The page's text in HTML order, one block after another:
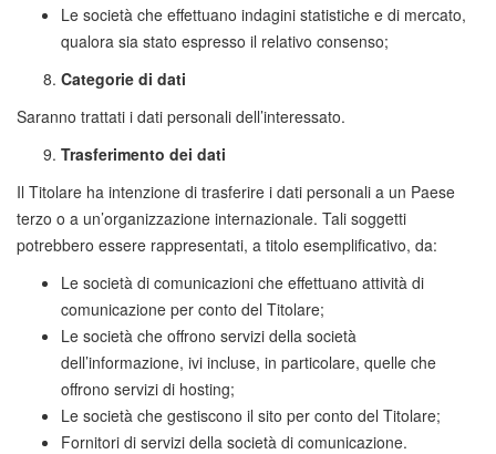
Le società che effettuano indagini statistiche e di mercato,
qualora sia stato espresso il relativo consenso;
Categorie di dati
Saranno trattati i dati personali dell’interessato.
Trasferimento dei dati
Il Titolare ha intenzione di trasferire i dati personali a un Paese
terzo o a un’organizzazione internazionale. Tali soggetti
potrebbero essere rappresentati, a titolo esemplificativo, da:
Le società di comunicazioni che effettuano attività di
comunicazione per conto del Titolare;
Le società che offrono servizi della società
dell’informazione, ivi incluse, in particolare, quelle che
offrono servizi di hosting;
Le società che gestiscono il sito per conto del Titolare;
Fornitori di servizi della società di comunicazione.